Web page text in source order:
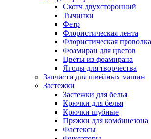
Скотч двухсторонний
Тычинки
Фетр
Флористическая лента
Флористическая проволка
Фоамиран для цветов
Цветы из фоамирана
Ягоды для творчества
Запчасти для швейных машин
Застежки
Застежки для белья
Крючки для белья
Крючки шубные
Пряжки для комбинезона
Фастексы